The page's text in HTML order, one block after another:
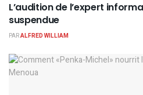
L’audition de l’expert
suspendue
PARALFRED WILLIAM